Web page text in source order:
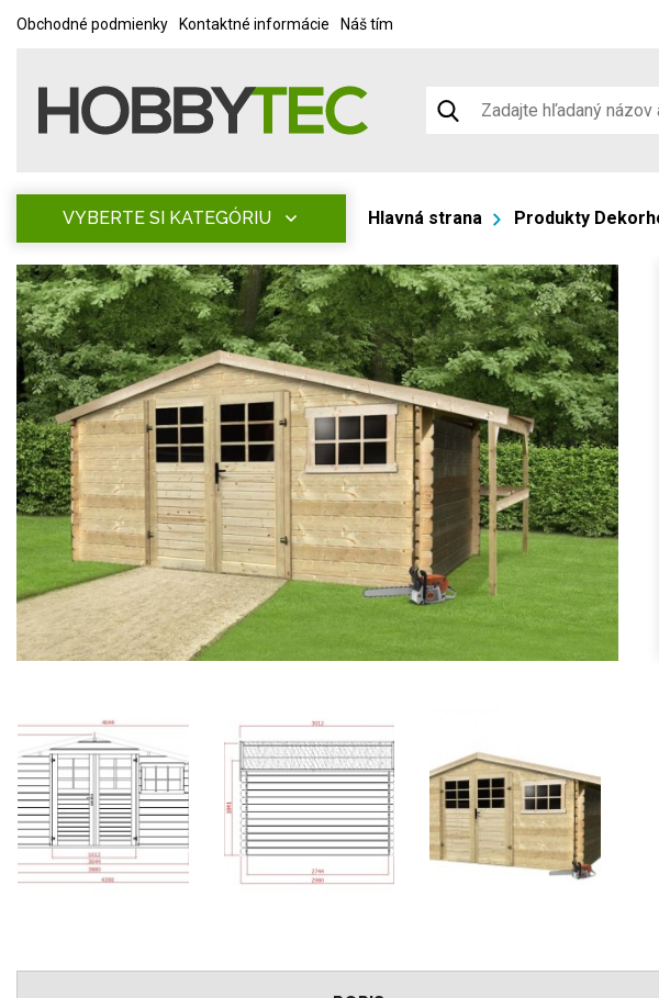
Obchodné podmienky Kontaktné informácie Náš tím
VYBERTE SI KATEGÓRIU Hlavná strana Produkty